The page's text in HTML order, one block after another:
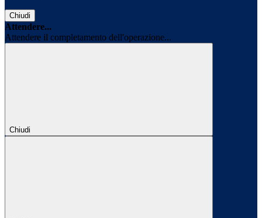
Chiudi
Attendere...
Attendere il completamento dell'operazione...
Chiudi